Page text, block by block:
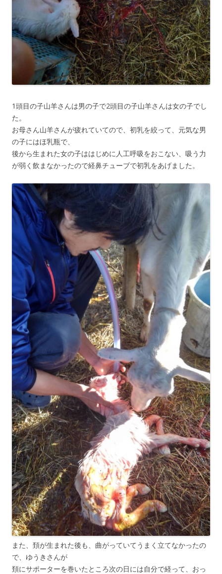
1頭目の子山羊さんは男の子で2頭目の子山羊さんは女の子でし
た。
お母さん山羊さんが疲れていてので、初乳を絞って、元気な男
の子にはほ乳瓶で、
後から生まれた女の子ははじめに人工呼吸をおこない、吸う力
が弱く飲まなかったので経鼻チューブで初乳をあげました。
また、頚が生まれた後も、曲がっていてうまく立てなかったの
で、ゆうきさんが
頚にサポーターを巻いたところ次の日には自分で経って、おっ